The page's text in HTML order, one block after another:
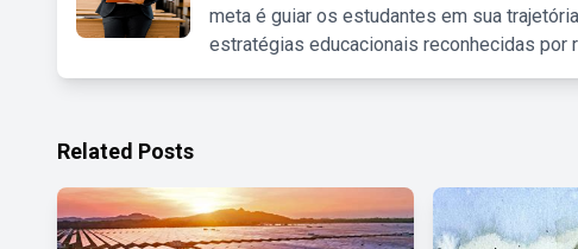
meta é guiar os estudantes em sua
estratégias educacionais reconhecidas por
Related Posts